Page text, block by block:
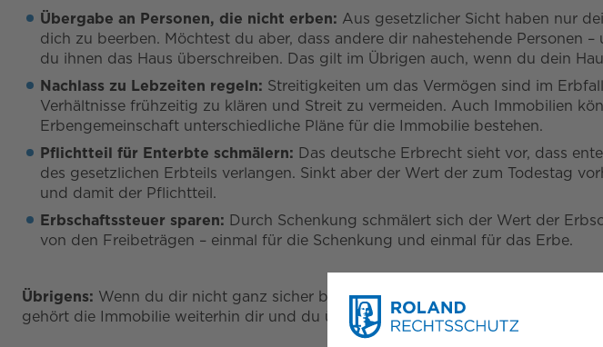
Übergabe an Personen, die nicht erben: Aus gesetzlicher Sicht haben nur
dich zu beerben. Möchtest du aber, dass andere dir nahestehende Personen
du ihnen das Haus überschreiben. Das gilt im Übrigen auch, wenn du dein
Nachlass zu Lebzeiten regeln: Streitigkeiten um das Vermögen sind im
Verhältnisse frühzeitig zu klären und Streit zu vermeiden. Auch Immobilien
Erbengemeinschaft unterschiedliche Pläne für die Immobilie bestehen.
Pflichtteil für Enterbte schmälern: Das deutsche Erbrecht sieht vor, dass
des gesetzlichen Erbteils verlangen. Sinkt aber der Wert der zum Todestag
und damit der Pflichtteil.
Erbschaftssteuer sparen: Durch Schenkung schmälert sich der Wert der
von den Freibeträgen – einmal für die Schenkung und einmal für das Erbe.
Übrigens: Wenn du dir nicht ganz sicher bist, ob du dein Haus tatsächlich
gehört die Immobilie weiterhin dir und du überlässt sie einer anderen Person für